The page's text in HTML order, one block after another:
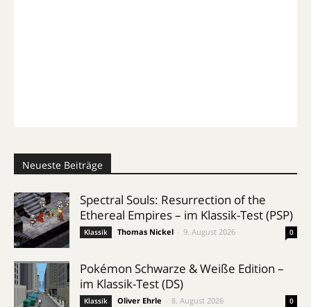
Neueste Beiträge
Spectral Souls: Resurrection of the
Ethereal Empires – im Klassik-Test (PSP)
Klassik Thomas Nickel 9. August 2026 0
Pokémon Schwarze & Weiße Edition –
im Klassik-Test (DS)
Klassik Oliver Ehrle 8. August 2026 0